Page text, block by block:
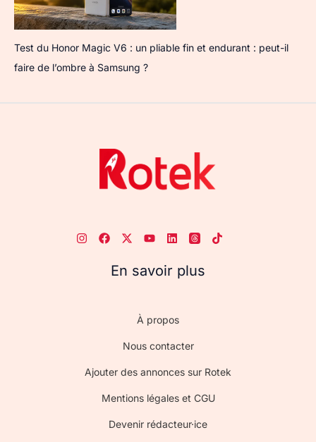
Test du Honor Magic V6 : un pliable fin et endurant : peut-il
faire de l’ombre à Samsung ?
En savoir plus
À propos
Nous contacter
Ajouter des annonces sur Rotek
Mentions légales et CGU
Devenir rédacteur·ice